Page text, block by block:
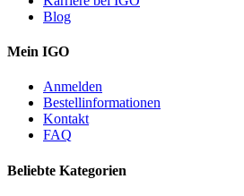
Blog
Mein IGO
Anmelden
Bestellinformationen
Kontakt
FAQ
Beliebte Kategorien